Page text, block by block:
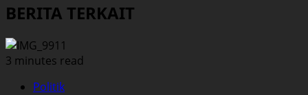
BERITA TERKAIT
3 minutes read
Politik